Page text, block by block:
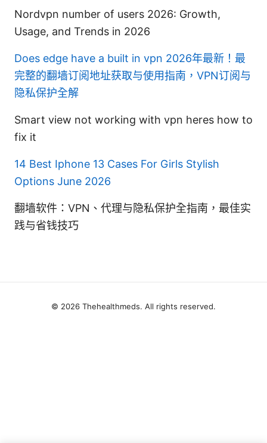
Nordvpn number of users 2026: Growth,
Usage, and Trends in 2026
Does edge have a built in vpn 2026年最新！最
完整的翻墙订阅地址获取与使用指南，VPN订阅与
隐私保护全解
Smart view not working with vpn heres how to
fix it
14 Best Iphone 13 Cases For Girls Stylish
Options June 2026
翻墙软件：VPN、代理与隐私保护全指南，最佳实
践与省钱技巧
© 2026 Thehealthmeds. All rights reserved.